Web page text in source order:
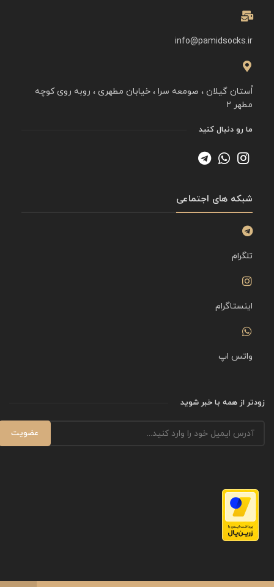
info@pamidsocks.ir
اُستان گیلان ، صومعه سرا ، خیابان مطهری ، روبه روی کوچه
مطهر ۲
ما رو دنبال کنید
شبکه های اجتماعی
تلگرام
اینستاگرام
واتس اپ
زودتر از همه با خبر شوید